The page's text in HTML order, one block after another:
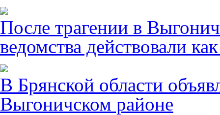
После трагении в
ведомства действовали
В Брянской области
Выгоничском районе